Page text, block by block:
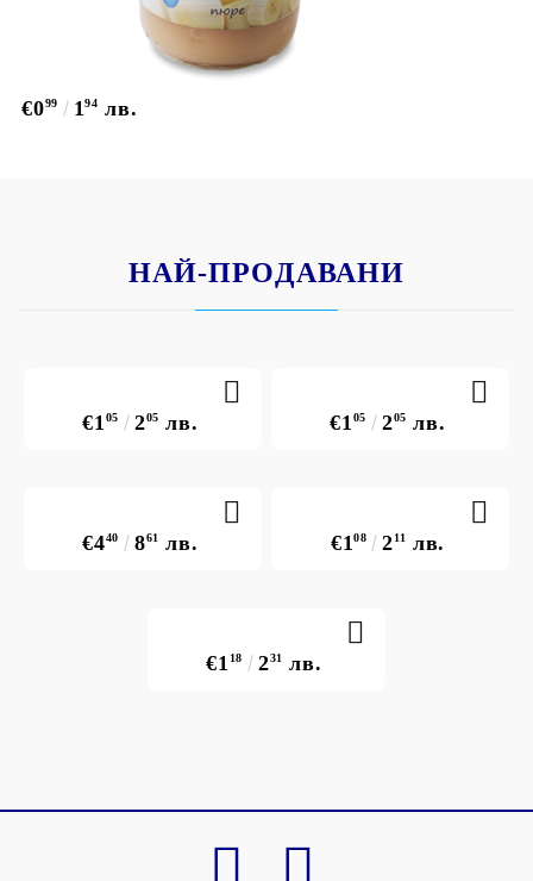
€099 194 лв.
НАЙ-ПРОДАВАНИ
€1 05 205 лв. €1 05 205 лв.
€440 861 лв. €108 211 лв.
€1 18 231 лв.